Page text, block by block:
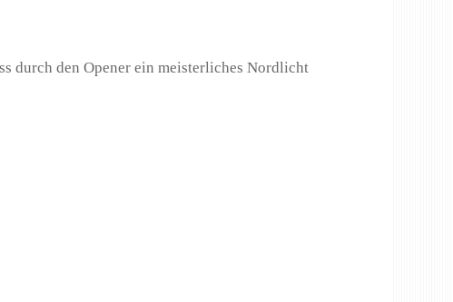
durch den Opener ein meisterliches Nordlicht